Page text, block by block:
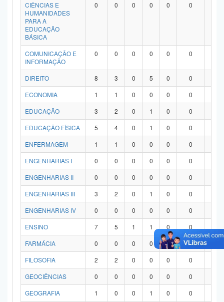
CIÊNCIAS E
HUMANIDADES
PARA A
EDUCAÇÃO
BÁSICA
0 0 0 0 0 0
COMUNICAÇÃO E
INFORMAÇÃO
0 0 0 0 0 0
DIREITO 8 3 0 5 0 0
ECONOMIA
1 1 0 0 0 0
EDUCAÇÃO
3 2 0 1 0 0
EDUCAÇÃO FÍSICA
5 4 0 1 0 0
ENFERMAGEM
1 1 0 0 0 0
ENGENHARIAS I
0 0 0 0 0 0
ENGENHARIAS II
0 0 0 0 0 0
ENGENHARIAS III
3 2 0 1 0 0
ENGENHARIAS IV
0 0 0 0 0 0
ENSINO
7 5 1 1 0 0
FARMÁCIA
0 0 0 0 0 0
FILOSOFIA
2 2 0 0 0 0
GEOCIÊNCIAS
0 0 0 0 0 0
GEOGRAFIA
1 0 0 1 0 0